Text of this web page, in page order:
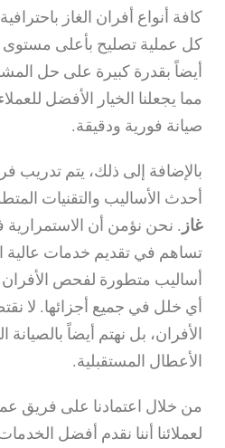
كافة أنواع أفران الغاز
كل عملية تصليح بأعلى مستوى
أيضاً بقدرة كبيرة على حل
مما يجعلنا الخيار الأفضل
صيانة فورية ودقيقة.
بالإضافة إلى ذلك، يتم تدريب
أحدث الأساليب والتقنيات
غاز . نحن نؤمن أن الاستمرارية
تساهم في تقديم خدمات عالية
أساليب متطورة لفحص
أي خلل في جميع أجزائها. لا
الأفران، بل نهتم أيضاً بالصيانة
الأعطال المستقبلية.
من خلال اعتمادنا على فريق
لعملائنا أننا نقدم أفضل